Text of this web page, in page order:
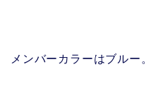
メンバーカラーはブルー。